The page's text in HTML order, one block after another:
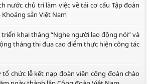
nước chủ trì làm việc về tái cơ cấu Tập đoàn
sản Việt Nam
khai tháng “Nghe người lao động nói” và
tháng thi đua cao điểm thực hiện công tác
tổ chức lễ kết nạp đoàn viên công đoàn chào